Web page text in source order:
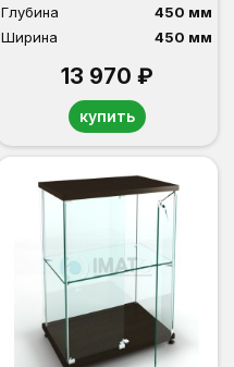
Глубина
450 мм
Ширина
450 мм
13 970 ₽
купить